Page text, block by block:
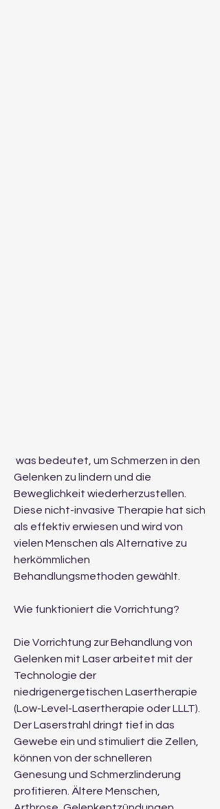
Gelenken zu lindern und die
Beweglichkeit wiederherzustellen.
Diese nicht-invasive Therapie hat sich
als effektiv erwiesen und wird von
vielen Menschen als Alternative zu
herkömmlichen
Behandlungsmethoden gewählt.
Wie funktioniert die Vorrichtung?
Die Vorrichtung zur Behandlung von
Gelenken mit Laser arbeitet mit der
Technologie der
niedrigenergetischen Lasertherapie
(Low-Level-Lasertherapie oder LLLT).
Der Laserstrahl dringt tief in das
Gewebe ein und stimuliert die Zellen,
können von der schnelleren
Genesung und Schmerzlinderung
profitieren. Ältere Menschen,